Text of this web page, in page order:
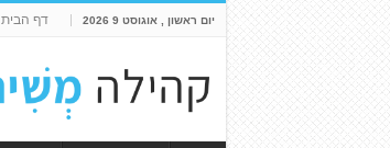
יום ראשון , אוגוסט 9 2026 דף הבית